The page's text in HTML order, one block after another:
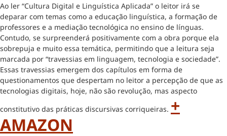
Ao ler “Cultura Digital e Linguística Aplicada” o leitor irá se
deparar com temas como a educação linguística, a formação de
professores e a mediação tecnológica no ensino de línguas.
Contudo, se surpreenderá positivamente com a obra porque ela
sobrepuja e muito essa temática, permitindo que a leitura seja
marcada por “travessias em linguagem, tecnologia e sociedade”.
Essas travessias emergem dos capítulos em forma de
questionamentos que despertam no leitor a percepção de que as
tecnologias digitais, hoje, não são revolução, mas aspecto
constitutivo das práticas discursivas corriqueiras. +
AMAZON